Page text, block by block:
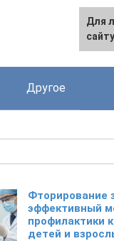
Другое
Фторирование
эффективный
профилактики
детей и
Для